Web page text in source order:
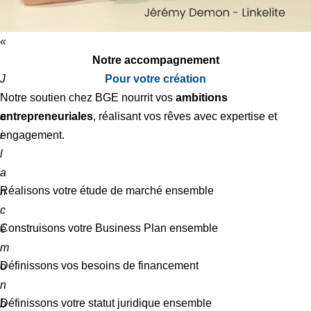
«
J
’
a
i
l
a
n
c
é
m
o
n
b
Notre accompagnement
Pour votre création
Notre soutien chez BGE nourrit vos ambitions
entrepreneuriales, réalisant vos rêves avec expertise et
engagement.
Réalisons votre étude de marché ensemble
Construisons votre Business Plan ensemble
Définissons vos besoins de financement
Définissons votre statut juridique ensemble